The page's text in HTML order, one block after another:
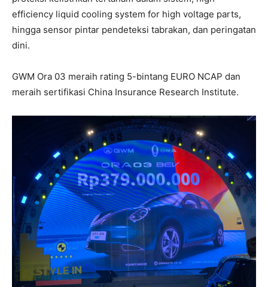
efficiency liquid cooling system for high voltage parts,
hingga sensor pintar pendeteksi tabrakan, dan peringatan
dini.
GWM Ora 03 meraih rating 5-bintang EURO NCAP dan
meraih sertifikasi China Insurance Research Institute.